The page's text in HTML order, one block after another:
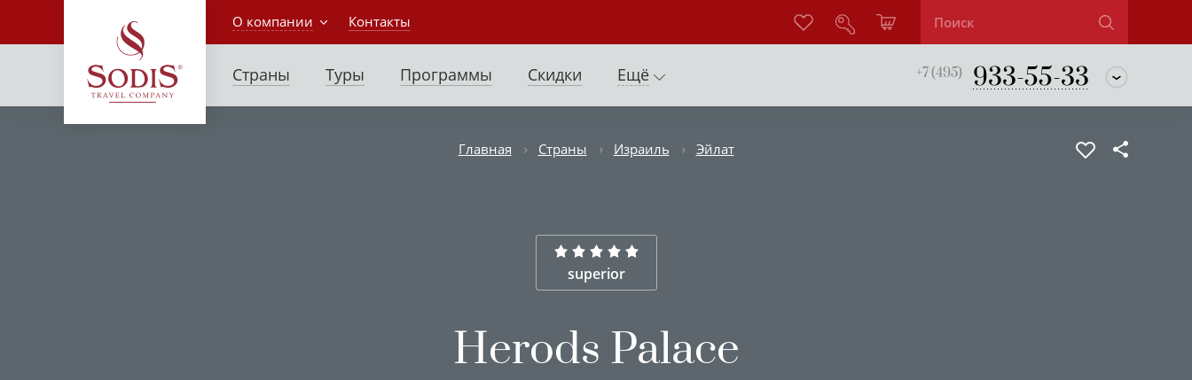
О компании Контакты
Страны Туры Программы Скидки Ещё +7 (495) 933-55-33
Главная Страны Израиль Эйлат
superior
Herods Palace